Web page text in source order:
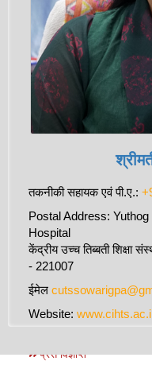
तकनीकी सहायक एवं पी.ए.:
Postal Address:
Hospital
केंद्रीय उच्च तिब्बती शिक्षा
- 221007
ईमेल
Website:
प्रेस विज्ञप्ति